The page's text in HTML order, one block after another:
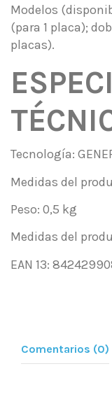
Modelos
(para 1 placa);
placas).
Tecnología:
Medidas del
Peso: 0,5 kg
Medidas del
EAN 13:
Comentarios (0)